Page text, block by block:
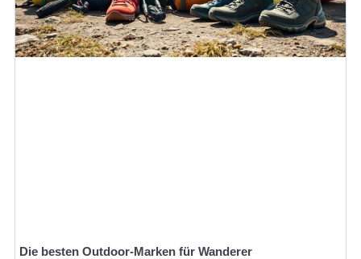
Die besten Outdoor-Marken für Wanderer